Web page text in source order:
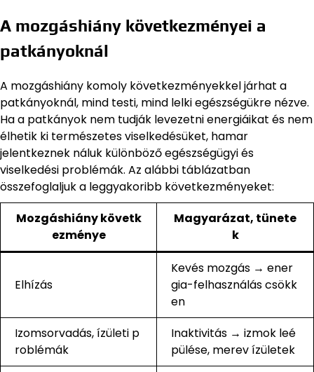
A mozgáshiány következményei a
patkányoknál
A mozgáshiány komoly következményekkel járhat a
patkányoknál, mind testi, mind lelki egészségükre nézve.
Ha a patkányok nem tudják levezetni energiáikat és nem
élhetik ki természetes viselkedésüket, hamar
jelentkeznek náluk különböző egészségügyi és
viselkedési problémák. Az alábbi táblázatban
összefoglaljuk a leggyakoribb következményeket:
Mozgáshiány követk
ezménye
Magyarázat, tünete
k
Elhízás
Kevés mozgás → ener
gia-felhasználás csökk
en
Izomsorvadás, ízületi p
roblémák
Inaktivitás → izmok leé
pülése, merev ízületek